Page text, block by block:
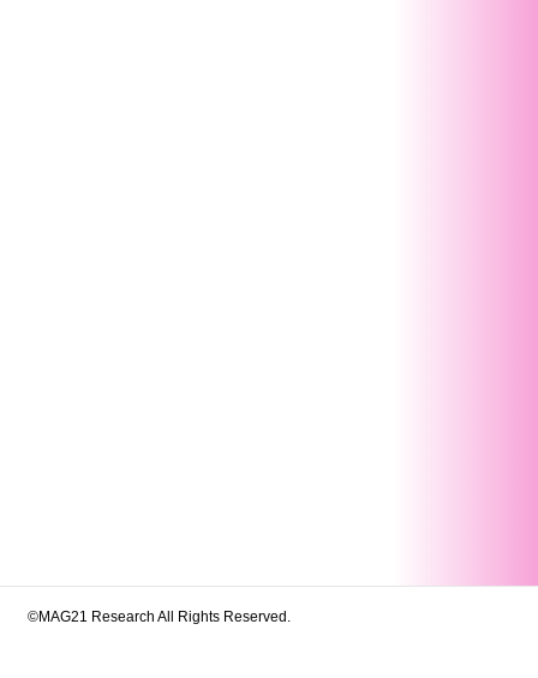
©MAG21 Research All Rights Reserved.